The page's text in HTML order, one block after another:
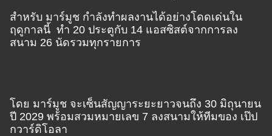
สำหรับ มาร์มูช กำลังทำผลงานได้อย่างโดดเด่นใน
ฤดูกาลนี้ ทำ 20 ประตูกับ 14 แอสซิสต์จากการลง
สนาม 26 นัดรวมทุกรายการ
โดย มาร์มูช จะเซ็นสัญญาระยะยาวจนถึง 30 มิถุนายน
ปี 2029 พร้อมสวมหมายเลข 7 ลงสนามให้ทีมของ เป๊ป
กวาร์ดิโอลา